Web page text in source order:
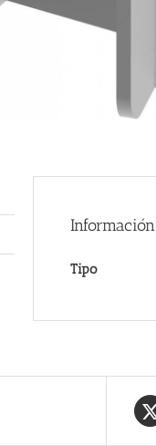
Tipo